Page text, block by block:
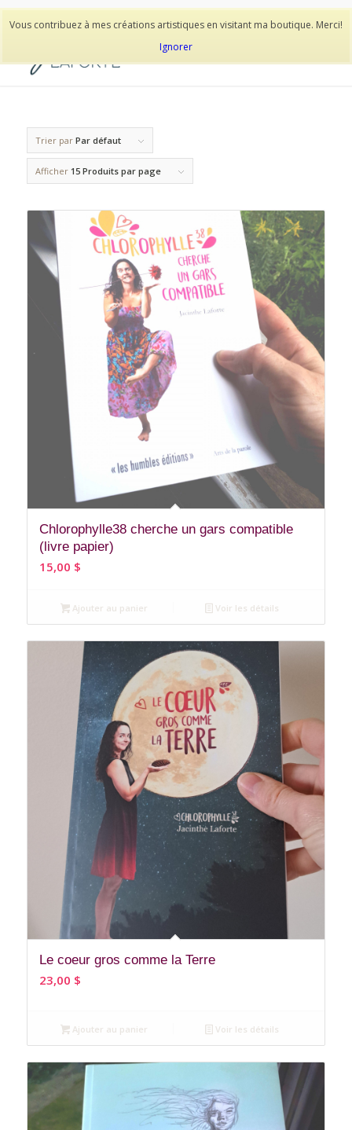
Vous contribuez à mes créations artistiques en visitant ma boutique. Merci!
Ignorer
514-278-9938
Trier par Par défaut
Afficher 15 Produits par page
Chlorophylle38 cherche un gars compatible
(livre papier)
15,00 $
Ajouter au panier Voir les détails
Le coeur gros comme la Terre
23,00 $
Ajouter au panier Voir les détails